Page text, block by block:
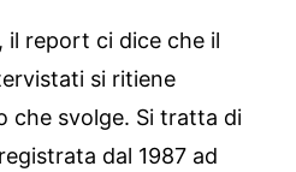
il report ci dice che il
si ritiene
che svolge. Si tratta di
dal 1987 ad